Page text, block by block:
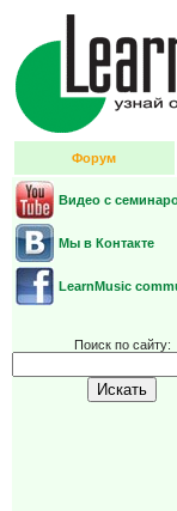
Форум
Видео с
Мы в Контакте
LearnMusic
Поиск по сайту: